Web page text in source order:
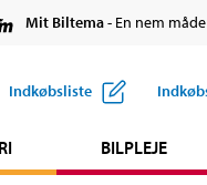
Mit Biltema- En nem
Indkøbsliste
BILPLEJE